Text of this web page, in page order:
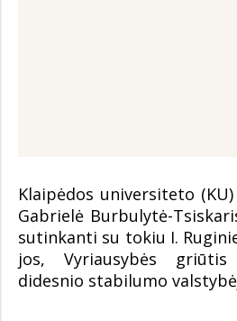
Klaipėdos universiteto
Gabrielė Burbulytė-
sutinkanti su tokiu I.
jos, Vyriausybės
didesnio stabilumo